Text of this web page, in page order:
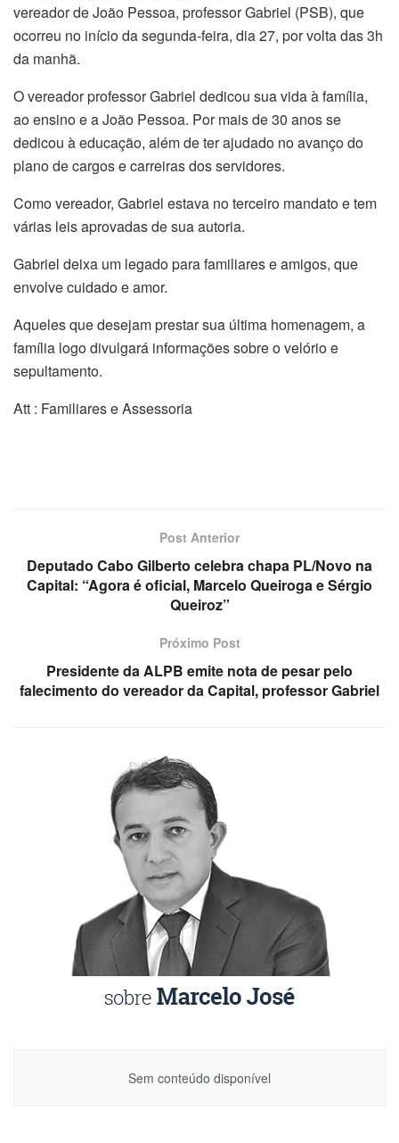
vereador de João Pessoa, professor Gabriel (PSB), que
ocorreu no início da segunda-feira, dia 27, por volta das 3h
da manhã.
O vereador professor Gabriel dedicou sua vida à família,
ao ensino e a João Pessoa. Por mais de 30 anos se
dedicou à educação, além de ter ajudado no avanço do
plano de cargos e carreiras dos servidores.
Como vereador, Gabriel estava no terceiro mandato e tem
várias leis aprovadas de sua autoria.
Gabriel deixa um legado para familiares e amigos, que
envolve cuidado e amor.
Aqueles que desejam prestar sua última homenagem, a
família logo divulgará informações sobre o velório e
sepultamento.
Att : Familiares e Assessoria
Post Anterior
Deputado Cabo Gilberto celebra chapa PL/Novo na
Capital: “Agora é oficial, Marcelo Queiroga e Sérgio
Queiroz”
Próximo Post
Presidente da ALPB emite nota de pesar pelo
falecimento do vereador da Capital, professor Gabriel
Sem conteúdo disponível